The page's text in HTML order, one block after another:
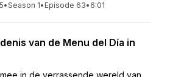
•Season 1• Episode 63• 6:01
van de Menu del Día in
in de verrassende wereld van